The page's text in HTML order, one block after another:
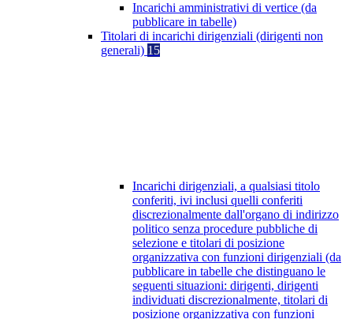
Incarichi amministrativi di vertice (da
pubblicare in tabelle)
Titolari di incarichi dirigenziali (dirigenti non
generali) 15
Incarichi dirigenziali, a qualsiasi titolo
conferiti, ivi inclusi quelli conferiti
discrezionalmente dall'organo di indirizzo
politico senza procedure pubbliche di
selezione e titolari di posizione
organizzativa con funzioni dirigenziali (da
pubblicare in tabelle che distinguano le
seguenti situazioni: dirigenti, dirigenti
individuati discrezionalmente, titolari di
posizione organizzativa con funzioni